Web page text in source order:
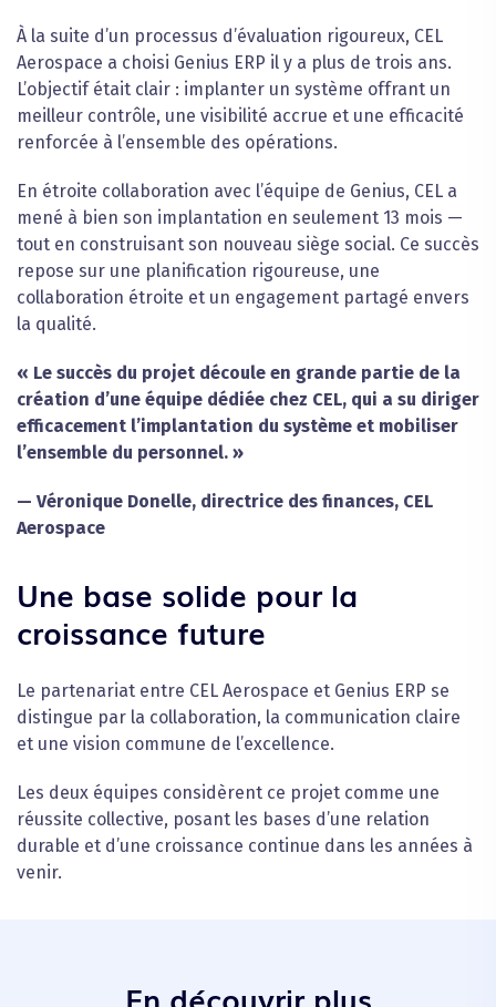
À la suite d’un processus d’évaluation rigoureux, CEL
Aerospace a choisi Genius ERP il y a plus de trois ans.
L’objectif était clair : implanter un système offrant un
meilleur contrôle, une visibilité accrue et une efficacité
renforcée à l’ensemble des opérations.
En étroite collaboration avec l’équipe de Genius, CEL a
mené à bien son implantation en seulement 13 mois —
tout en construisant son nouveau siège social. Ce succès
repose sur une planification rigoureuse, une
collaboration étroite et un engagement partagé envers
la qualité.
« Le succès du projet découle en grande partie de la
création d’une équipe dédiée chez CEL, qui a su diriger
efficacement l’implantation du système et mobiliser
l’ensemble du personnel. »
— Véronique Donelle, directrice des finances, CEL
Aerospace
Une base solide pour la
croissance future
Le partenariat entre CEL Aerospace et Genius ERP se
distingue par la collaboration, la communication claire
et une vision commune de l’excellence.
Les deux équipes considèrent ce projet comme une
réussite collective, posant les bases d’une relation
durable et d’une croissance continue dans les années à
venir.
En découvrir plus